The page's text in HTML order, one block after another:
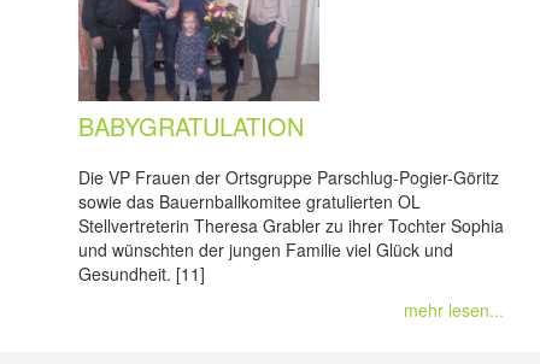
BABYGRATULATION
Die VP Frauen der Ortsgruppe Parschlug-Pogier-Göritz
sowie das Bauernballkomitee gratulierten OL
Stellvertreterin Theresa Grabler zu ihrer Tochter Sophia
und wünschten der jungen Familie viel Glück und
Gesundheit. [11]
mehr lesen...